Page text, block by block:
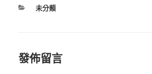
未分類
發佈留言